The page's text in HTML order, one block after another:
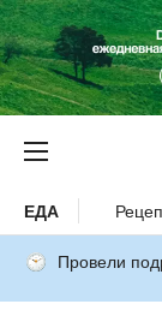
ЕДА
Провели